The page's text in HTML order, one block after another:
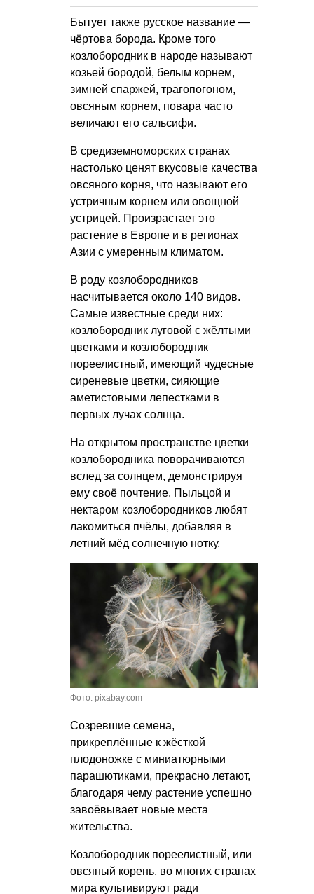
Бытует также русское название —
чёртова борода. Кроме того
козлобородник в народе называют
козьей бородой, белым корнем,
зимней спаржей, трагопогоном,
овсяным корнем, повара часто
величают его сальсифи.
В средиземноморских странах
настолько ценят вкусовые качества
овсяного корня, что называют его
устричным корнем или овощной
устрицей. Произрастает это
растение в Европе и в регионах
Азии с умеренным климатом.
В роду козлобородников
насчитывается около 140 видов.
Самые известные среди них:
козлобородник луговой с жёлтыми
цветками и козлобородник
пореелистный, имеющий чудесные
сиреневые цветки, сияющие
аметистовыми лепестками в
первых лучах солнца.
На открытом пространстве цветки
козлобородника поворачиваются
вслед за солнцем, демонстрируя
ему своё почтение. Пыльцой и
нектаром козлобородников любят
лакомиться пчёлы, добавляя в
летний мёд солнечную нотку.
Фото: pixabay.com
Созревшие семена,
прикреплённые к жёсткой
плодоножке с миниатюрными
парашютиками, прекрасно летают,
благодаря чему растение успешно
завоёвывает новые места
жительства.
Козлобородник пореелистный, или
овсяный корень, во многих странах
мира культивируют ради